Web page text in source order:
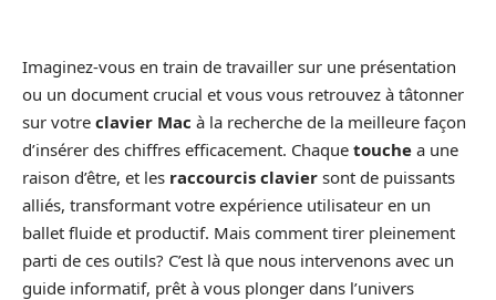
Imaginez-vous en train de travailler sur une présentation
ou un document crucial et vous vous retrouvez à tâtonner
sur votre clavier Mac à la recherche de la meilleure façon
d’insérer des chiffres efficacement. Chaque touche a une
raison d’être, et les raccourcis clavier sont de puissants
alliés, transformant votre expérience utilisateur en un
ballet fluide et productif. Mais comment tirer pleinement
parti de ces outils? C’est là que nous intervenons avec un
guide informatif, prêt à vous plonger dans l’univers